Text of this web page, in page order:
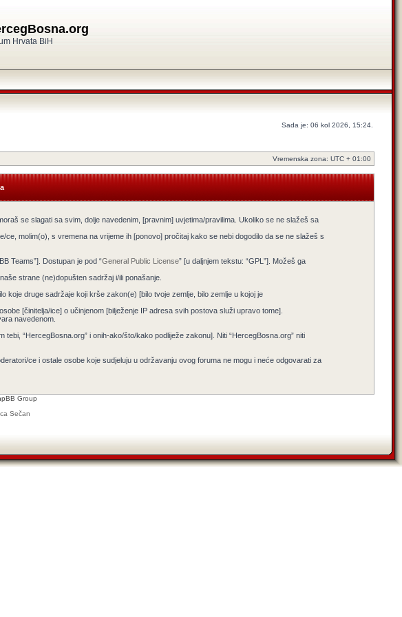
Hrvata BiH
Sada je: 06 kol 2026, 15:24.
Vremenska zona: UTC + 01:00
se slagati sa svim, dolje navedenim, [pravnim] uvjetima/pravilima. Ukoliko se ne slažeš sa
molim(o), s vremena na vrijeme ih [ponovo] pročitaj kako se nebi dogodilo da se ne slažeš s
Teams”]. Dostupan je pod “General Public License” [u daljnjem tekstu: “GPL”]. Možeš ga
strane (ne)dopušten sadržaj i/ili ponašanje.
koje druge sadržaje koji krše zakon(e) [bilo tvoje zemlje, bilo zemlje u kojoj je
[činitelja/ice] o učinjenom [bilježenje IP adresa svih postova služi upravo tome].
navedenom.
“HercegBosna.org” i onih-ako/što/kako podliježe zakonu]. Niti “HercegBosna.org” niti
ce i ostale osobe koje sudjeluju u održavanju ovog foruma ne mogu i neće odgovarati za
Group
Sečan